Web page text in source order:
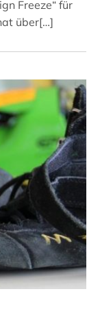
Freeze“ für
über[…]